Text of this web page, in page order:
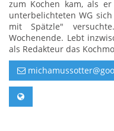
zum Kochen kam, als
unterbelichteten WG
mit Spätzle"
Wochenende. Lebt
als Redakteur das